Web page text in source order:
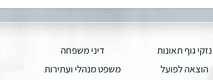
נזקי גוף תאונות דיני משפחה
הוצאה לפועל
משפט מנהלי ועתירות